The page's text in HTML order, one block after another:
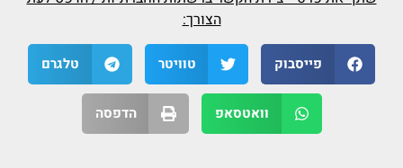
הצורך:
פייסבוק טוויטר טלגרם
וואטסאפ הדפסה